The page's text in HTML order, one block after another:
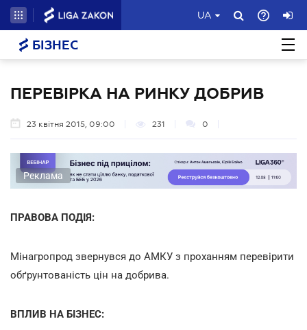
UA
БІЗНЕС
ПЕРЕВІРКА НА РИНКУ ДОБРИВ
23 квітня 2015, 09:00 231 0
Реклама
ПРАВОВА ПОДІЯ:
Мінагропрод звернувся до АМКУ з проханням перевірити
обґрунтованість цін на добрива.
ВПЛИВ НА БІЗНЕС: